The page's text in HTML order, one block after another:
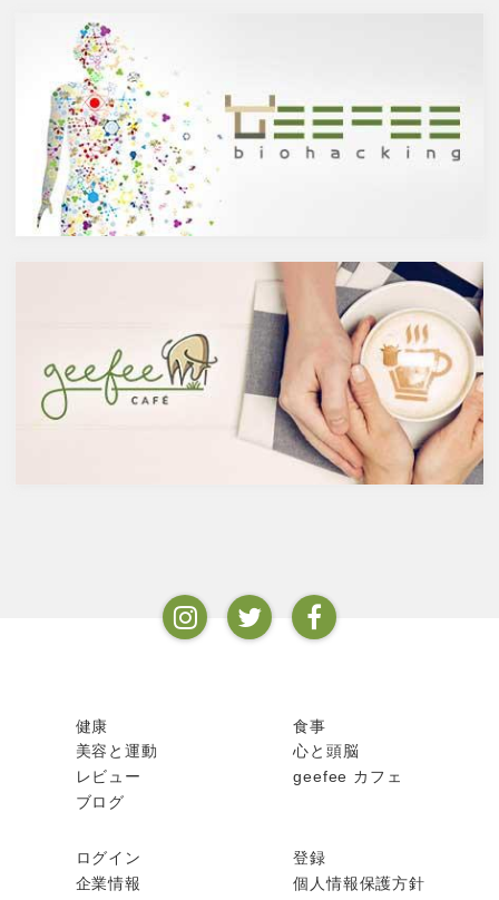
ていきます。
醸造酒と蒸留酒の違いとは？
主にお酒は製造方法によって醸
造酒と蒸留酒の2つと、香料や
糖分、果実などを加えた混成酒
に分けられます。醸造酒は、果
実や穀物のような糖分を含んだ
原料を酵母によりアルコール発
酵させて造られたもの。蒸留酒
は、この発酵された醸造酒をさ
らに蒸留して作られたものでス
で、蒸留酒は一般的には40度～
50度、最大で90度台のアルコー
ルとなります。以下が主なお酒
の醸造酒と蒸留酒の分類です。
ない植物化合物であるケルセチ
ンは、ブドウやリンゴなどの果
物や、ブロッコリやトマト、タ
マネギなどの野菜、お蕎麦にも
免疫力を向上させる亜鉛の吸収
を助けるケルセチン
免疫力を保つことは、コロナウ
イルスの対策に限らず風邪やイ
ンフルエンザなど、さまざまな
疾患に対して人の体に有益な効
果を与えます。その免疫システ
ムを維持するのに重要な働きを
するのが亜鉛。
健康
食事
美容と運動
心と頭脳
レビュー
geefee カフェ
ブログ
ログイン
登録
企業情報
個人情報保護方針